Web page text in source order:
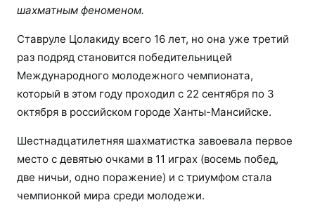
шахматным феноменом.
Ставруле Цолакиду всего 16 лет, но она уже третий
раз подряд становится победительницей
Международного молодежного чемпионата,
который в этом году проходил с 22 сентября по 3
октября в российском городе Ханты-Мансийске.
Шестнадцатилетняя шахматистка завоевала первое
место с девятью очками в 11 играх (восемь побед,
две ничьи, одно поражение) и с триумфом стала
чемпионкой мира среди молодежи.